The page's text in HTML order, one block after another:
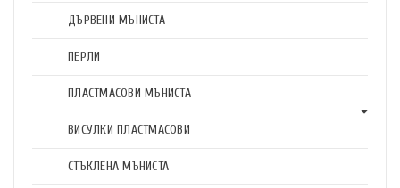
ДЪРВЕНИ МЪНИСТА
ПЕРЛИ
ПЛАСТМАСОВИ МЪНИСТА
ВИСУЛКИ ПЛАСТМАСОВИ
СТЪКЛЕНА МЪНИСТА